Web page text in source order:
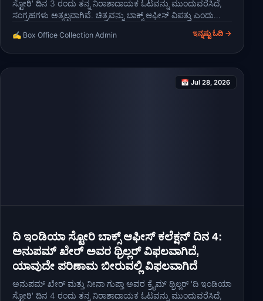
ಸ್ಟೋರಿ' ದಿನ 3 ರಂದು ತನ್ನ ನಿರಾಶಾದಾಯಕ ಓಟವನ್ನು ಮುಂದುವರೆಸಿದೆ,
ಸಂಗ್ರಹಗಳು ಅತ್ಯಲ್ಪವಾಗಿವೆ. ಚಿತ್ರವನ್ನು ಬಾಕ್ಸ್ ಆಫೀಸ್ ವಿಪತ್ತು ಎಂದು
✍️ Box Office Collection Admin ಇನ್ನಷ್ಟು ಓದಿ →
📅 Jul 28, 2026
ದಿ ಇಂಡಿಯಾ ಸ್ಟೋರಿ ಬಾಕ್ಸ್ ಆಫೀಸ್ ಕಲೆಕ್ಷನ್ ದಿನ 4:
ಅನುಪಮ್ ಖೇರ್ ಅವರ ಥ್ರಿಲ್ಲರ್ ವಿಫಲವಾಗಿದೆ,
ಯಾವುದೇ ಪರಿಣಾಮ ಬೀರುವಲ್ಲಿ ವಿಫಲವಾಗಿದೆ
ಅನುಪಮ್ ಖೇರ್ ಮತ್ತು ನೀನಾ ಗುಪ್ತಾ ಅವರ ಕ್ರೈಮ್ ಥ್ರಿಲ್ಲರ್ 'ದಿ ಇಂಡಿಯಾ
ಸ್ಟೋರಿ' ದಿನ 4 ರಂದು ತನ್ನ ನಿರಾಶಾದಾಯಕ ಓಟವನ್ನು ಮುಂದುವರೆಸಿದೆ,